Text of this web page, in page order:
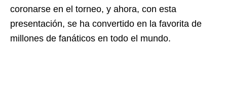
coronarse en el torneo, y ahora, con esta
presentación, se ha convertido en la favorita de
millones de fanáticos en todo el mundo.